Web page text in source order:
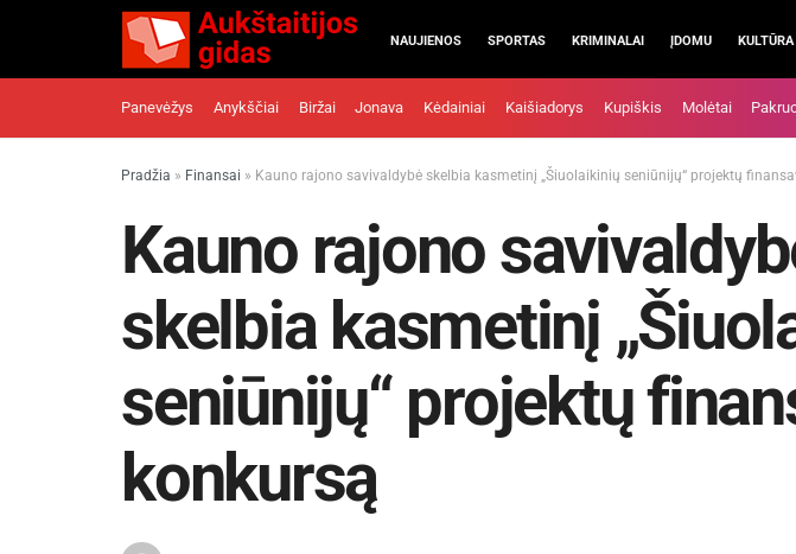
NAUJIENOS SPORTAS KRIMINALAI ĮDOMU KULTŪRA
Panevėžys Anykščiai Biržai Jonava Kėdainiai Kaišiadorys Kupiškis Molėtai
Pradžia » Finansai » Kauno rajono savivaldybė skelbia kasmetinį „Šiuolaikinių seniūnijų“ projektų
Kauno rajono
skelbia kasmetinį
seniūnijų“ projektų
konkursą